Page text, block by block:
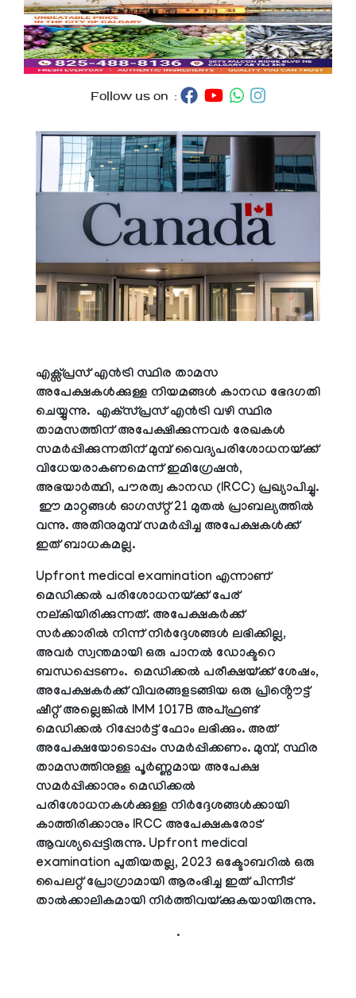
Follow us on :
എക്സ്പ്രസ് എൻട്രി സ്ഥിര താമസ
അപേക്ഷകൾക്കുള്ള നിയമങ്ങൾ കാനഡ ഭേദഗതി
ചെയ്യുന്നു. എക്‌സ്‌പ്രസ് എൻട്രി വഴി സ്ഥിര
താമസത്തിന് അപേക്ഷിക്കുന്നവർ രേഖകൾ
സമർപ്പിക്കുന്നതിന് മുമ്പ് വൈദ്യപരിശോധനയ്ക്ക്
വിധേയരാകണമെന്ന് ഇമിഗ്രേഷൻ,
അഭയാർത്ഥി, പൗരത്വ കാനഡ (IRCC) പ്രഖ്യാപിച്ചു.
ഈ മാറ്റങ്ങൾ ഓഗസ്റ്റ് 21 മുതൽ പ്രാബല്യത്തിൽ
വന്നു. അതിനുമുമ്പ് സമർപ്പിച്ച അപേക്ഷകൾക്ക്
ഇത് ബാധകമല്ല.
Upfront medical examination എന്നാണ്
മെഡിക്കൽ പരിശോധനയ്ക്ക് പേര്
നല്കിയിരിക്കുന്നത്. അപേക്ഷകർക്ക്
സർക്കാരിൽ നിന്ന് നിർദ്ദേശങ്ങൾ ലഭിക്കില്ല,
അവർ സ്വന്തമായി ഒരു പാനൽ ഡോക്ടറെ
ബന്ധപ്പെടണം. മെഡിക്കൽ പരീക്ഷയ്ക്ക് ശേഷം,
അപേക്ഷകർക്ക് വിവരങ്ങളടങ്ങിയ ഒരു പ്രിൻ്റൌട്ട്
ഷീറ്റ് അല്ലെങ്കിൽ IMM 1017B അപ്‌ഫ്രണ്ട്
മെഡിക്കൽ റിപ്പോർട്ട് ഫോം ലഭിക്കും. അത്
അപേക്ഷയോടൊപ്പം സമർപ്പിക്കണം. മുമ്പ്, സ്ഥിര
താമസത്തിനുള്ള പൂർണ്ണമായ അപേക്ഷ
സമർപ്പിക്കാനും മെഡിക്കൽ
പരിശോധനകൾക്കുള്ള നിർദ്ദേശങ്ങൾക്കായി
കാത്തിരിക്കാനും IRCC അപേക്ഷകരോട്
ആവശ്യപ്പെട്ടിരുന്നു. Upfront medical
examination പുതിയതല്ല, 2023 ഒക്ടോബറിൽ ഒരു
പൈലറ്റ് പ്രോഗ്രാമായി ആരംഭിച്ച ഇത് പിന്നീട്
താൽക്കാലികമായി നിർത്തിവയ്ക്കുകയായിരുന്നു.
.